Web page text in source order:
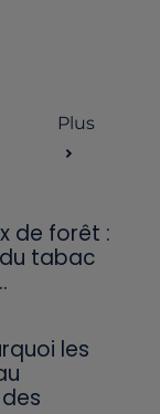
Plus
de forêt :
tabac
les